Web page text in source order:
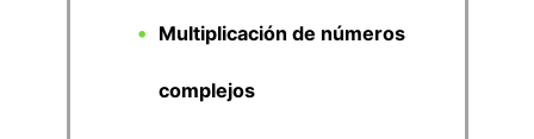
Multiplicación de números
complejos